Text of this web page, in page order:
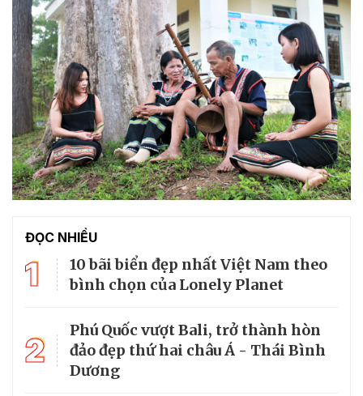
ĐỌC NHIỀU
1
10 bãi biển đẹp nhất Việt Nam theo
bình chọn của Lonely Planet
2
Phú Quốc vượt Bali, trở thành hòn
đảo đẹp thứ hai châu Á - Thái Bình
Dương